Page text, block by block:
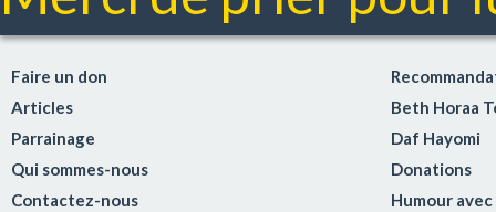
Faire un don
Articles
Parrainage
Qui sommes-nous
Contactez-nous
Beth Horaa
Daf Hayomi
Donations
Humour